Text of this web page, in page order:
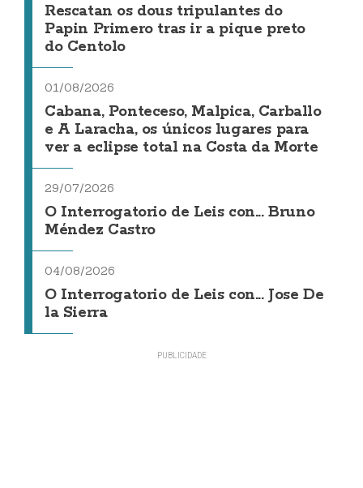
Rescatan os dous tripulantes do
Papin Primero tras ir a pique preto
do Centolo
01/08/2026
Cabana, Ponteceso, Malpica, Carballo
e A Laracha, os únicos lugares para
ver a eclipse total na Costa da Morte
29/07/2026
O Interrogatorio de Leis con... Bruno
Méndez Castro
04/08/2026
O Interrogatorio de Leis con... Jose De
la Sierra